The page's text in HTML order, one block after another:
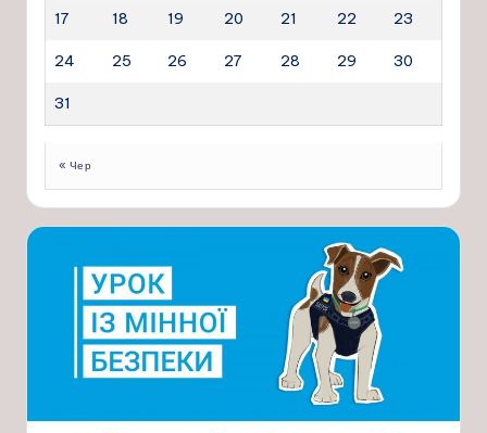
17 18 19 20 21 22 23
24 25 26 27 28 29 30
31
« Чер